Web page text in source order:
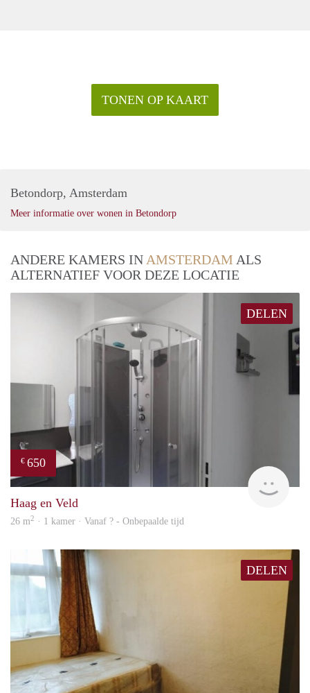
TONEN OP KAART
Betondorp, Amsterdam
Meer informatie over wonen in Betondorp
ANDERE KAMERS IN AMSTERDAM ALS
ALTERNATIEF VOOR DEZE LOCATIE
DELEN
€ 650
Haag en Veld
26 m2 · 1 kamer · Vanaf ? - Onbepaalde tijd
DELEN